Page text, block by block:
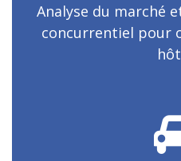
Analyse du marché
concurrentiel pour